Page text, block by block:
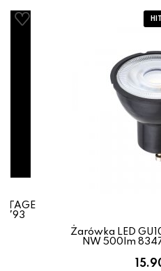
Żarówka LED
NW 500lm